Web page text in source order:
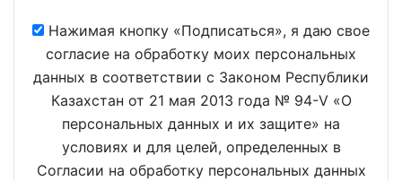
Нажимая кнопку «Подписаться», я даю свое
согласие на обработку моих персональных
данных в соответствии с Законом Республики
Казахстан от 21 мая 2013 года № 94-V «О
персональных данных и их защите» на
условиях и для целей, определенных в
Согласии на обработку персональных данных